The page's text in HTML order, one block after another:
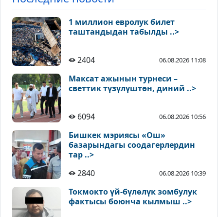
1 миллион евролук билет
таштандыдан табылды ..>
2404 06.08.2026 11:08
Максат ажынын турнеси –
светтик түзүлүштөн, диний ..>
6094 06.08.2026 10:56
Бишкек мэриясы «Ош»
базарындагы соодагерлердин
тар ..>
2840
06.08.2026 10:39
Токмокто үй-бүлөлүк зомбулук
фактысы боюнча кылмыш ..>